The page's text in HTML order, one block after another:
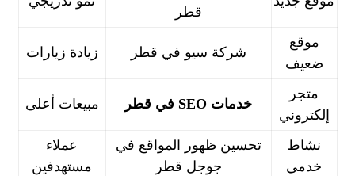
قطر
موقع
ضعيف
شركة سيو في قطر زيادة زيارات
متجر
إلكتروني
خدمات SEO في قطر مبيعات أعلى
نشاط
خدمي
تحسين ظهور المواقع في
جوجل قطر
عملاء
مستهدفين